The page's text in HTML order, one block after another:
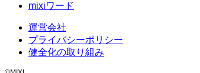
mixiワード
運営会社
プライバシーポリシー
健全化の取り組み